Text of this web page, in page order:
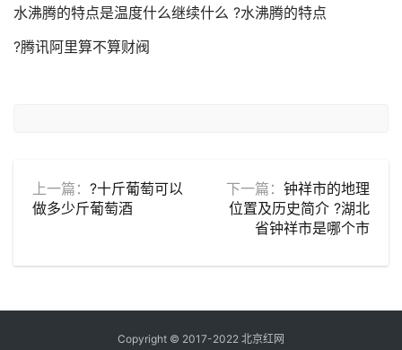
水沸腾的特点是温度什么继续什么 ?水沸腾的特点
?腾讯阿里算不算财阀
上一篇： ?十斤葡萄可以
做多少斤葡萄酒
下一篇： 钟祥市的地理
位置及历史简介 ?湖北
省钟祥市是哪个市
Copyright © 2017-2022 北京红网